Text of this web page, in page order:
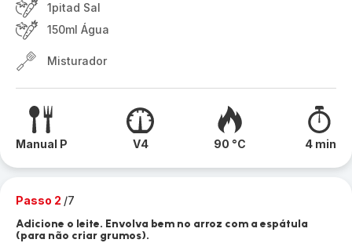
1pitad Sal
150ml Água
Misturador
Manual P V4 90 °C 4 min
Passo 2 /7
Adicione o leite. Envolva bem no arroz com a espátula
(para não criar grumos).